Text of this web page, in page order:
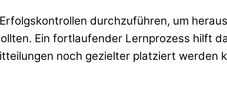
durchzuführen, um
Ein fortlaufender Lernprozess hilft
noch gezielter platziert werden